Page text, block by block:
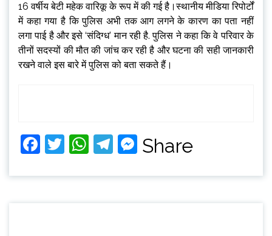
16 वर्षीय बेटी महेक वारिकू के रूप में की गई है।स्थानीय मीडिया रिपोर्टों
में कहा गया है कि पुलिस अभी तक आग लगने के कारण का पता नहीं
लगा पाई है और इसे ‘संदिग्ध’ मान रही है. पुलिस ने कहा कि वे परिवार के
तीनों सदस्यों की मौत की जांच कर रही है और घटना की सही जानकारी
रखने वाले इस बारे में पुलिस को बता सकते हैं।
Facebook
Twitter
WhatsApp
Telegram
Messenger
Share